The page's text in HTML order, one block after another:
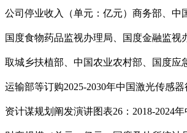
公司停业收入（单元：亿元）商务部、中
国度食物药品监视办理局、国度金融监视
取城乡扶植部、中国农业农村部、国度应
运输部等订购2025-2030年中国激光传感
资计谋规划阐发演讲图表26：2018-2024